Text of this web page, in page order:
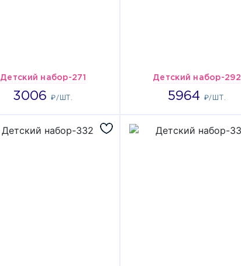
Детский набор-271
3006₽/ШТ.
3006 Детский набор-292
5964 ₽/ШТ.
5964